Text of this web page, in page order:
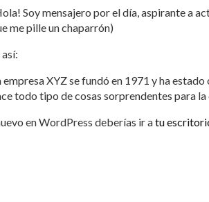
Soy mensajero por el día, aspirante a
me pille un chaparrón)
empresa XYZ se fundó en 1971 y ha
todo tipo de cosas sorprendentes para
en WordPress deberías ir atu